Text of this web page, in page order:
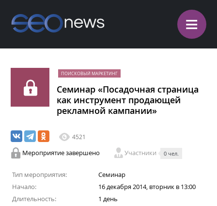
≡
ПОИСКОВЫЙ МАРКЕТИНГ
Семинар «Посадочная страница
как инструмент продающей
рекламной кампании»
4521
Мероприятие завершено Участники 0 чел.
Тип мероприятия:
Семинар
Начало:
16 декабря 2014, вторник в 13:00
Длительность:
1 день